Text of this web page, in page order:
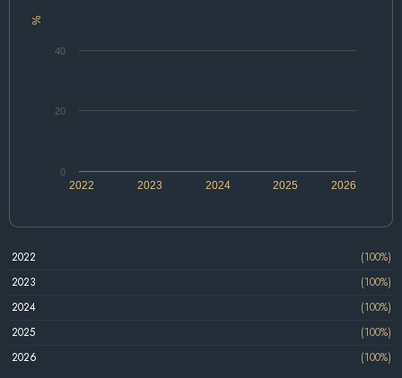
%
2022 2024 2026
2023 2025
0
20
40
2022
(100%)
2023
(100%)
2024
(100%)
2025
(100%)
2026
(100%)